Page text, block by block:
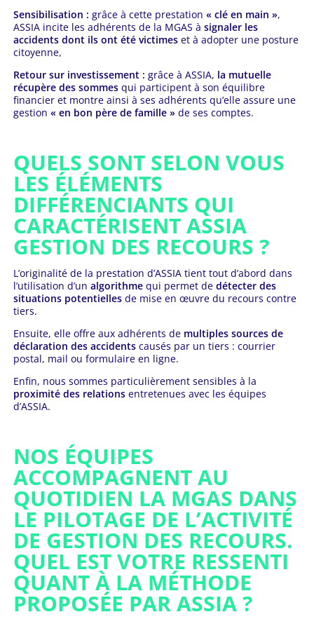
Sensibilisation : grâce à cette prestation « clé en main »,
ASSIA incite les adhérents de la MGAS à signaler les
accidents dont ils ont été victimeset à adopter une posture
citoyenne,
Retour sur investissement : grâce à ASSIA, la mutuelle
récupère des sommesqui participent à son équilibre
financier et montre ainsi à ses adhérents qu’elle assure une
gestion « en bon père de famille » de ses comptes.
QUELS SONT SELON VOUS
LES ÉLÉMENTS
DIFFÉRENCIANTS QUI
CARACTÉRISENT ASSIA
GESTION DES RECOURS ?
L’originalité de la prestation d’ASSIA tient tout d’abord dans
l’utilisation d’un algorithmequi permet de détecter des
situations potentiellesde mise en œuvre du recours contre
tiers.
Ensuite, elle offre aux adhérents de multiples sources de
déclaration des accidentscausés par un tiers : courrier
postal, mail ou formulaire en ligne.
Enfin, nous sommes particulièrement sensibles à la
proximité des relationsentretenues avec les équipes
d’ASSIA.
NOS ÉQUIPES
ACCOMPAGNENT AU
QUOTIDIEN LA MGAS DANS
LE PILOTAGE DE L’ACTIVITÉ
DE GESTION DES RECOURS.
QUEL EST VOTRE RESSENTI
QUANT À LA MÉTHODE
PROPOSÉE PAR ASSIA ?